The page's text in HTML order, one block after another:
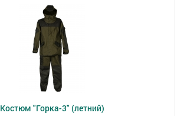
Костюм "Горка-3" (летний)